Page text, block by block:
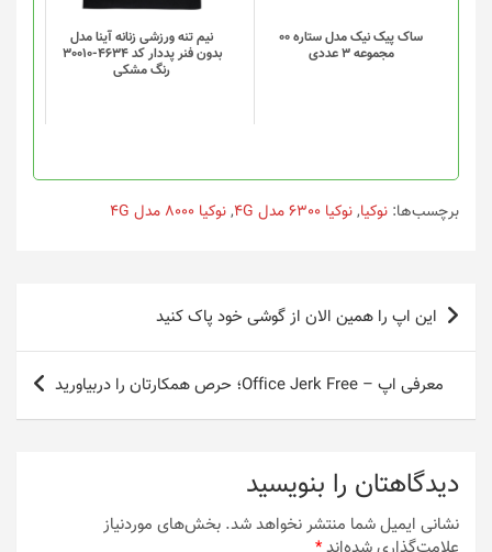
ساک پیک نیک مدل ستاره 00
مجموعه 3 عددی
گزینه
ها
محصول
انتخاب
شوند
نیم تنه ورزشی زنانه آینا مدل
بدون فنر پددار کد 4634-30010
رنگ مشکی
باشد.
گزینه
ها
ممکن
محصول
انتخاب
شوند
برچسب‌ها: نوکیا,نوکیا 6300 مدل 4G ,نوکیا 8000 مدل 4G
راهبری
نوشتهاین اپ را همین الان از گوشی خود پاک کنید
معرفی اپ – Office Jerk Free؛ حرص همکارتان را دربیاورید
دیدگاهتان را بنویسید
نشانی ایمیل شما منتشر نخواهد شد. بخش‌های موردنیاز